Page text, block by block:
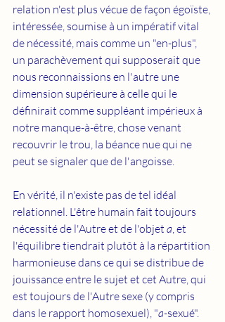
relation n'est plus vécue de façon égoïste,
intéressée, soumise à un impératif vital
de nécessité, mais comme un "en-plus",
un parachèvement qui supposerait que
nous reconnaissions en l'autre une
dimension supérieure à celle qui le
définirait comme suppléant impérieux à
notre manque-à-être, chose venant
recouvrir le trou, la béance nue qui ne
peut se signaler que de l'angoisse.
En vérité, il n'existe pas de tel idéal
relationnel. L'être humain fait toujours
nécessité de l'Autre et de l'objet a, et
l'équilibre tiendrait plutôt à la répartition
harmonieuse dans ce qui se distribue de
jouissance entre le sujet et cet Autre, qui
est toujours de l'Autre sexe (y compris
dans le rapport homosexuel), "a-sexué".